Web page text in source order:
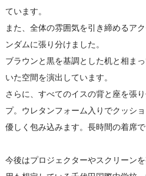
ています。
また、全体の雰囲気を引き締めるア
ンダムに張り分けました。
ブラウンと黒を基調とした机と相ま
いた空間を演出しています。
さらに、すべてのイスの背と座を張
プ。ウレタンフォーム入りでクッシ
優しく包み込みます。長時間の着席
今後はプロジェクターやスクリーン